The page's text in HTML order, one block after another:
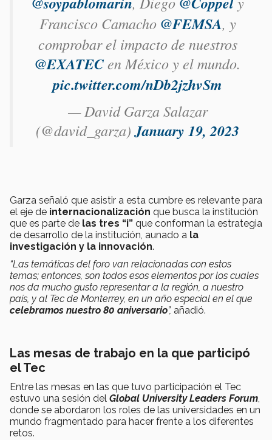
Francisco Camacho @FEMSA, y
comprobar el impacto de nuestros
@EXATECen México y el mundo.
pic.twitter.com/nDb2jzhvSm
— David Garza Salazar
(@david_garza)January 19, 2023
Garza señaló que asistir a esta cumbre es relevante para
el eje de internacionalización que busca la institución
que es parte de las tres “i” que conforman la estrategia
de desarrollo de la institución, aunado a la
investigación y la innovación.
“Las temáticas del foro van relacionadas con estos
temas; entonces, son todos esos elementos por los cuales
nos da mucho gusto representar a la región, a nuestro
país, y al Tec de Monterrey, en un año especial en el que
celebramos nuestro 80 aniversario”, añadió.
Las mesas de trabajo en la que participó
el Tec
Entre las mesas en las que tuvo participación el Tec
estuvo una sesión del Global University Leaders Forum,
donde se abordaron los roles de las universidades en un
mundo fragmentado para hacer frente a los diferentes
retos.